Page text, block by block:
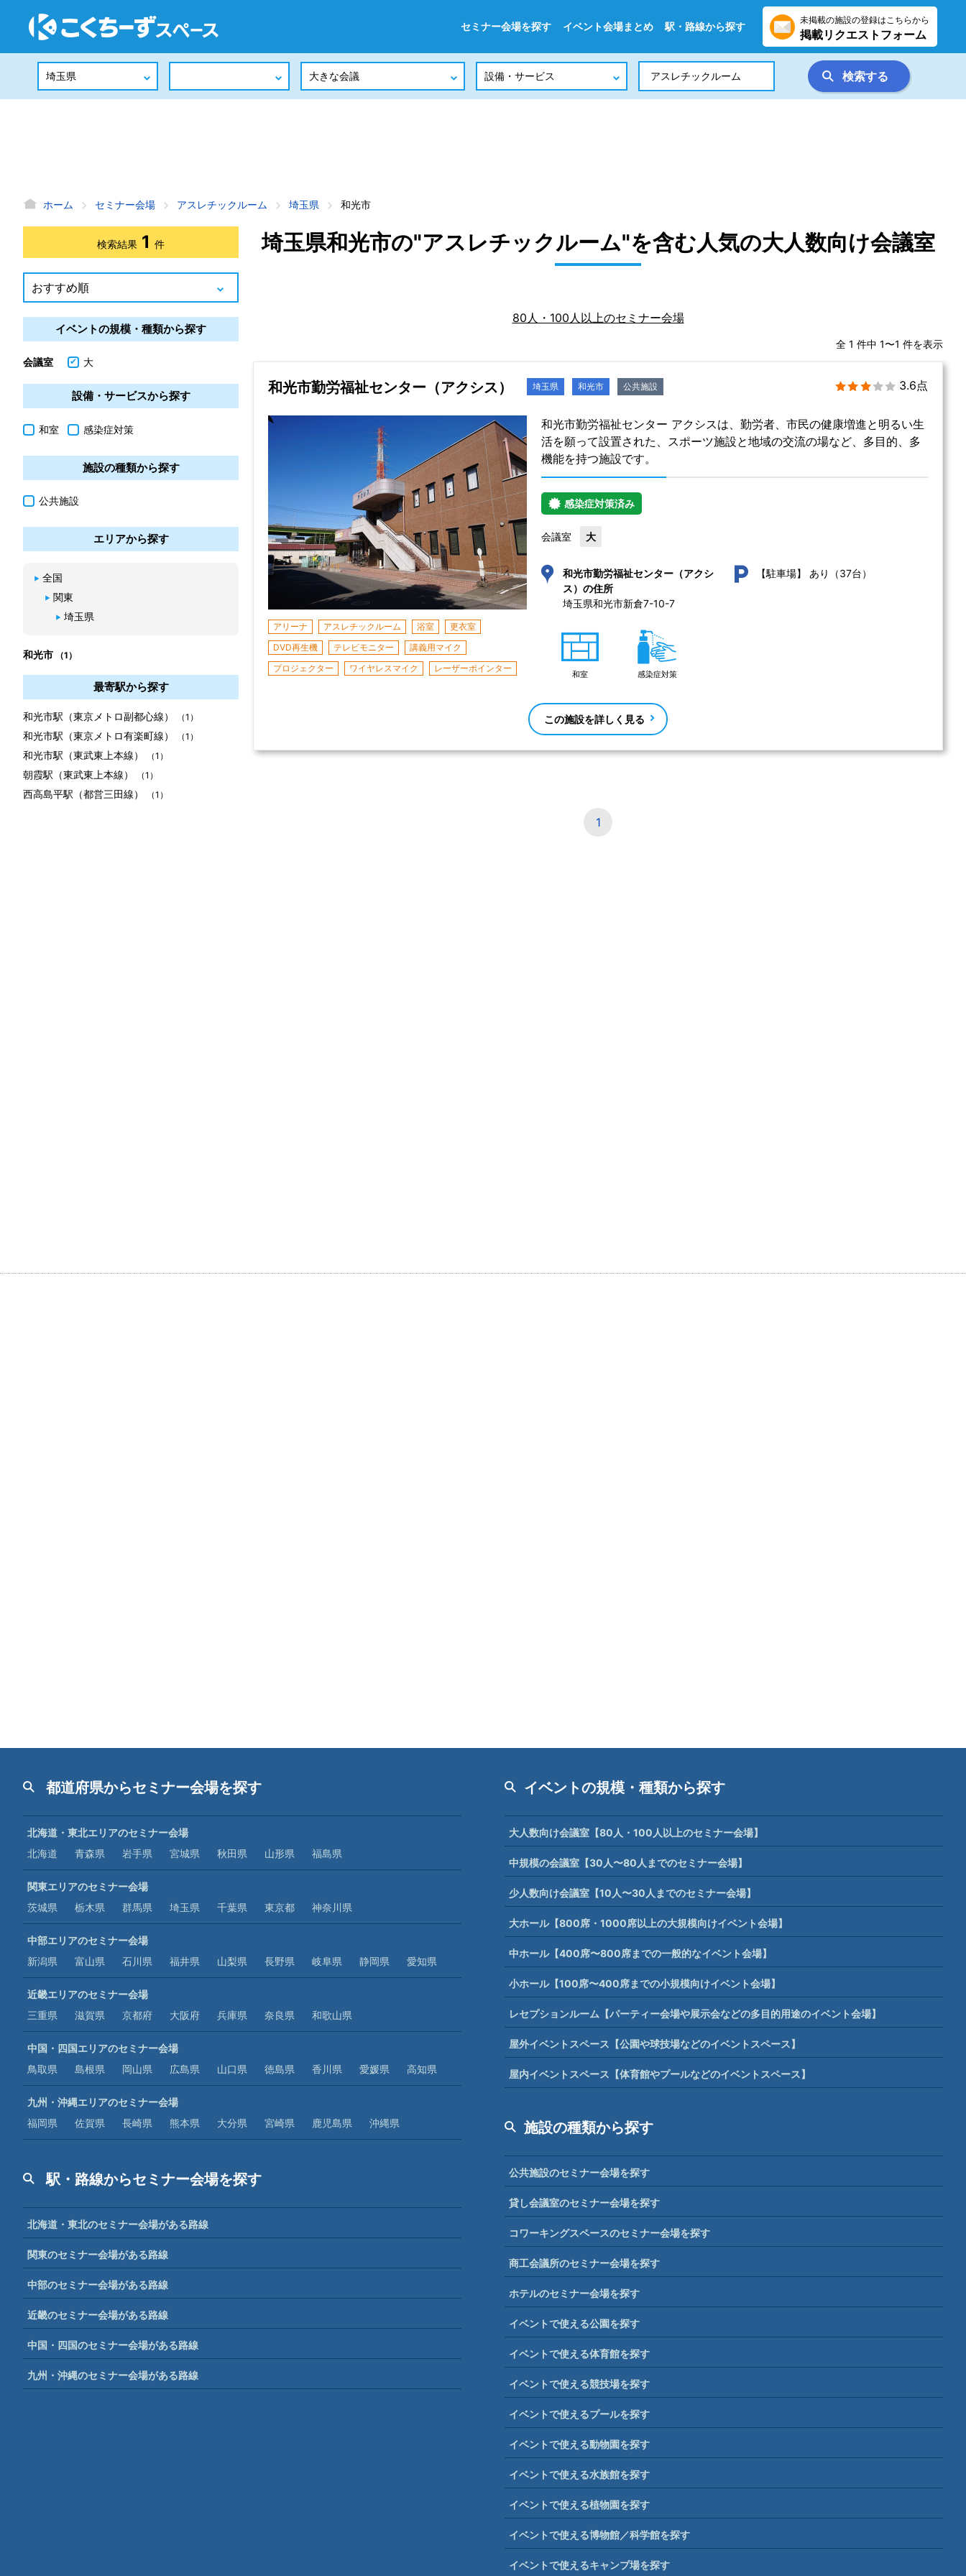
セミナー会場を探す イベント会場まとめ 駅・路線から探す
未掲載の施設の登録はこちらから
掲載リクエストフォーム
検索する
ホーム セミナー会場 アスレチックルーム 埼玉県 和光市
埼玉県和光市の"アスレチックルーム"を含む人気の大人数向け会議室
80人・100人以上のセミナー会場
全 1 件中 1〜1 件を表示
和光市勤労福祉センター（アクシス） 埼玉県 和光市 公共施設 3.6点
アリーナ アスレチックルーム 浴室
更衣室
DVD再生機
テレビモニター
講義用マイク
プロジェクター
ワイヤレスマイク レーザーポインター
和光市勤労福祉センター アクシスは、勤労者、市民の健康増進と明るい生
活を願って設置された、スポーツ施設と地域の交流の場など、多目的、多
機能を持つ施設です。
感染症対策済み
会議室 大
和光市勤労福祉センター（アクシ
ス）の住所
埼玉県和光市新倉7-10-7
【駐車場】 あり（37台）
和室 感染症対策
この施設を詳しく見る
1
検索結果 1 件
イベントの規模・種類から探す
会議室 大
設備・サービスから探す
和室 感染症対策
施設の種類から探す
公共施設
エリアから探す
全国
関東
埼玉県
和光市 （1）
最寄駅から探す
和光市駅（東京メトロ副都心線） （1）
和光市駅（東京メトロ有楽町線） （1）
和光市駅（東武東上本線） （1）
朝霞駅（東武東上本線） （1）
西高島平駅（都営三田線） （1）
都道府県からセミナー会場を探す
北海道・東北エリアのセミナー会場
北海道
青森県 岩手県 宮城県 秋田県 山形県 福島県
関東エリアのセミナー会場
茨城県
栃木県 群馬県 埼玉県 千葉県 東京都 神奈川県
中部エリアのセミナー会場
新潟県
富山県 石川県 福井県 山梨県 長野県 岐阜県 静岡県 愛知県
近畿エリアのセミナー会場
三重県
滋賀県 京都府 大阪府 兵庫県 奈良県 和歌山県
中国・四国エリアのセミナー会場
鳥取県
島根県 岡山県 広島県 山口県 徳島県 香川県 愛媛県 高知県
九州・沖縄エリアのセミナー会場
福岡県
佐賀県 長崎県 熊本県 大分県 宮崎県 鹿児島県 沖縄県
駅・路線からセミナー会場を探す
北海道・東北のセミナー会場がある路線
関東のセミナー会場がある路線
中部のセミナー会場がある路線
近畿のセミナー会場がある路線
中国・四国のセミナー会場がある路線
九州・沖縄のセミナー会場がある路線
イベントの規模・種類から探す
大人数向け会議室【80人・100人以上のセミナー会場】
中規模の会議室【30人〜80人までのセミナー会場】
少人数向け会議室【10人〜30人までのセミナー会場】
大ホール【800席・1000席以上の大規模向けイベント会場】
中ホール【400席〜800席までの一般的なイベント会場】
小ホール【100席〜400席までの小規模向けイベント会場】
レセプションルーム【パーティー会場や展示会などの多目的用途のイベント会場】
屋外イベントスペース【公園や球技場などのイベントスペース】
屋内イベントスペース【体育館やプールなどのイベントスペース】
施設の種類から探す
公共施設のセミナー会場を探す
貸し会議室のセミナー会場を探す
コワーキングスペースのセミナー会場を探す
商工会議所のセミナー会場を探す
ホテルのセミナー会場を探す
イベントで使える公園を探す
イベントで使える体育館を探す
イベントで使える競技場を探す
イベントで使えるプールを探す
イベントで使える動物園を探す
イベントで使える水族館を探す
イベントで使える植物園を探す
イベントで使える博物館／科学館を探す
イベントで使えるキャンプ場を探す